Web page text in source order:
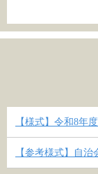
【様式】令和8年
【参考様式】自